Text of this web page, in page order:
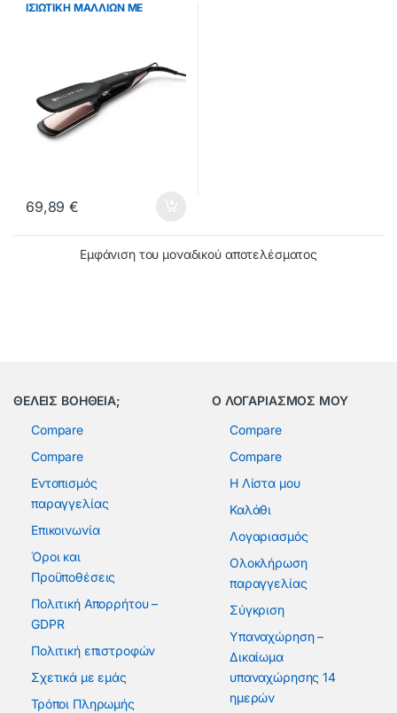
ΙΣΙΩΤΙΚΗ ΜΑΛΛΙΩΝ ΜΕ
69,89€
Εμφάνιση του μοναδικού αποτελέσματος
ΘΕΛΕΙΣ ΒΟΗΘΕΙΑ;
Compare
Compare
Εντοπισμός
παραγγελίας
Επικοινωνία
Όροι και
Προϋποθέσεις
Πολιτική Απορρήτου –
GDPR
Πολιτική επιστροφών
Σχετικά με εμάς
Τρόποι Πληρωμής
Ο ΛΟΓΑΡΙΑΣΜΟΣ ΜΟΥ
Compare
Compare
Η Λίστα μου
Καλάθι
Λογαριασμός
Ολοκλήρωση
παραγγελίας
Σύγκριση
Υπαναχώρηση –
Δικαίωμα
υπαναχώρησης 14
ημερών